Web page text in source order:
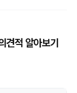
적 알아보기